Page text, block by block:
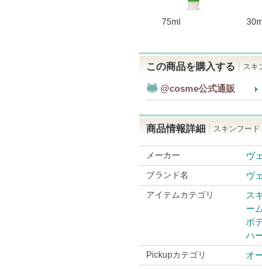
75ml
この商品を購入する スキ
@cosme公式通販
商品情報詳細 スキンフード
メーカー ヴ
ブランド名
ヴ
アイテムカテゴリ ス
ー
ボ
ハ
Pickupカテゴリ オ